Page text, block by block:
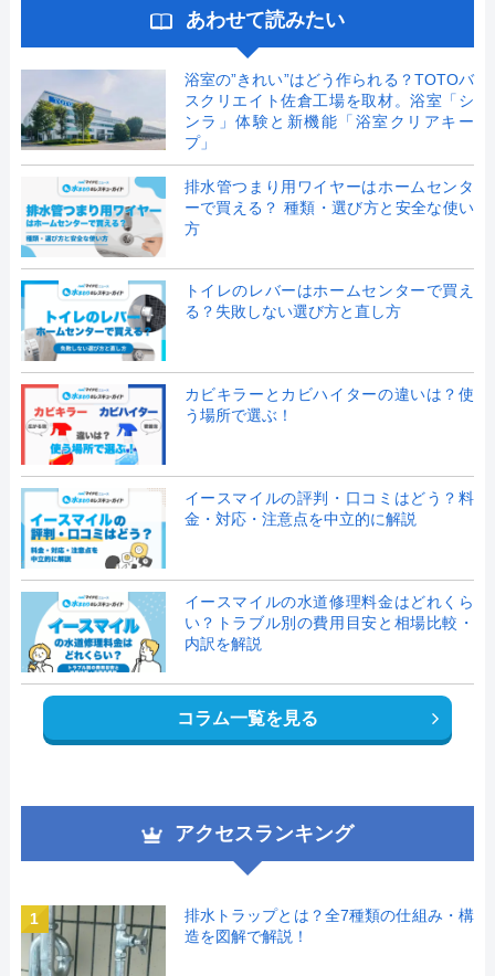
あわせて読みたい
浴室の”きれい”はどう作られる？TOTOバ
スクリエイト佐倉工場を取材。浴室「シ
ンラ」体験と新機能「浴室クリアキー
プ」
排水管つまり用ワイヤーはホームセンタ
ーで買える？ 種類・選び方と安全な使い
方
トイレのレバーはホームセンターで買え
る？失敗しない選び方と直し方
カビキラーとカビハイターの違いは？使
う場所で選ぶ！
イースマイルの評判・口コミはどう？料
金・対応・注意点を中立的に解説
イースマイルの水道修理料金はどれくら
い？トラブル別の費用目安と相場比較・
内訳を解説
コラム一覧を見る
アクセスランキング
1
排水トラップとは？全7種類の仕組み・構
造を図解で解説！